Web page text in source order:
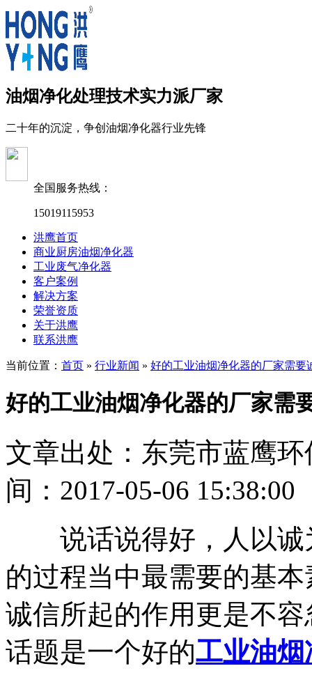
油烟净化处理技术实力派厂家
二十年的沉淀，争创油烟净化器行业先锋
全国服务热线：
15019115953
洪鹰首页
商业厨房油烟净化器
工业废气净化器
客户案例
解决方案
荣誉资质
关于洪鹰
联系洪鹰
当前位置： 首页 » 行业新闻 » 好的工业油烟净化器的厂家需要
好的工业油烟净化器的厂家需
文章出处：东莞市蓝鹰
间：2017-05-06 15:38:00
说话说得好，人以诚
的过程当中最需要的基
诚信所起的作用更是不
话题是一个好的工业油烟